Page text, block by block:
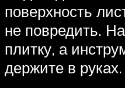
поверхность
не повредить.
плитку, а
держите в руках.